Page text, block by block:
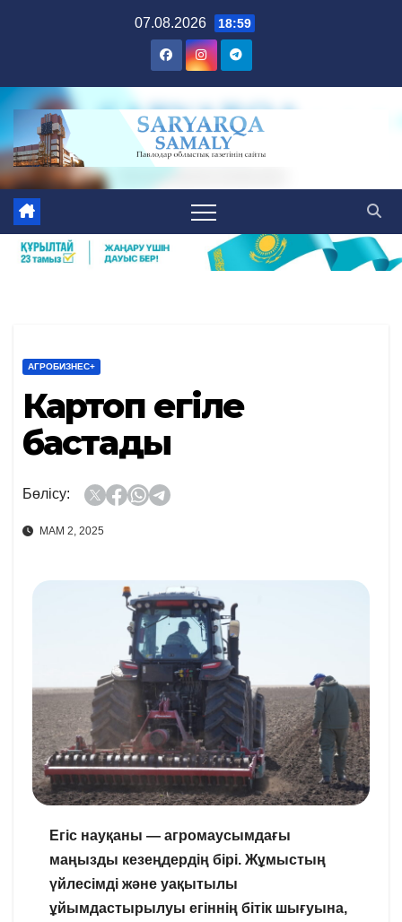
07.08.2026 18:59
АГРОБИЗНЕС+
Картоп егіле
бастады
Бөлісу:
МАМ 2, 2025
Егіс науқаны — агромаусымдағы
маңызды кезеңдердің бірі. Жұмыстың
үйлесімді және уақытылы
ұйымдастырылуы егіннің бітік шығуына,